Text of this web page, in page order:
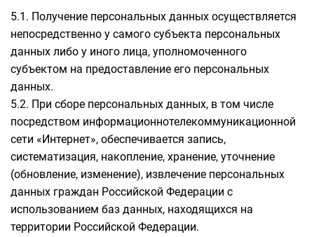
5.1. Получение персональных данных осуществляется
непосредственно у самого субъекта персональных
данных либо у иного лица, уполномоченного
субъектом на предоставление его персональных
данных.
5.2. При сборе персональных данных, в том числе
посредством информационнотелекоммуникационной
сети «Интернет», обеспечивается запись,
систематизация, накопление, хранение, уточнение
(обновление, изменение), извлечение персональных
данных граждан Российской Федерации с
использованием баз данных, находящихся на
территории Российской Федерации.